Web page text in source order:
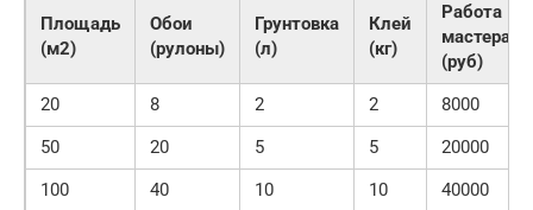
Площадь
(м2)
Обои
(рулоны)
Грунтовка
(л)
Клей
(кг)
Работа
мастера
(руб)
20
8 2 2
8000
50
20 5 5
20000
100
40 10 10 40000